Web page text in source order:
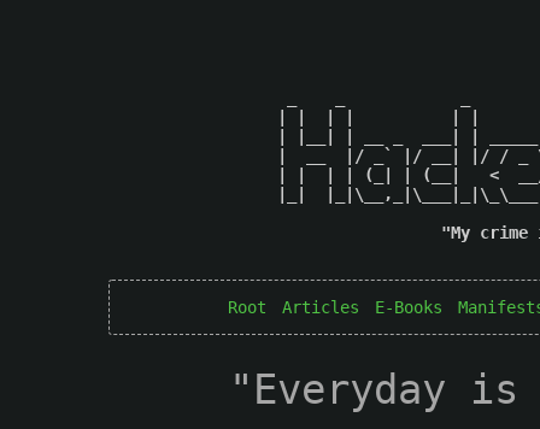
|  __  |/ _` |/ __| |/ /
| |  | | (_| | (__|   <
|_|
"My
Root Articles E-Books
"Everyday